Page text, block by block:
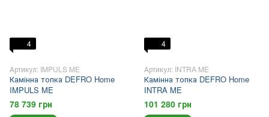
4
Артикул: IMPULS ME
Камінна топка DEFRO Home
IMPULS ME
78 739 грн
4
Артикул: INTRA ME
Камінна топка DEFRO Home
INTRA ME
101 280 грн